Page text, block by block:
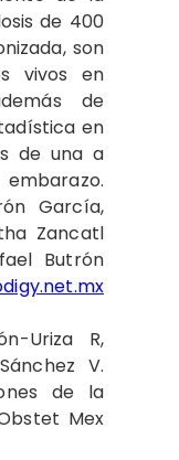
de 400
son
vivos en
de
en
de una a
García,
Zancatl
Butrón
Uriza R,
V.
de la
Mex